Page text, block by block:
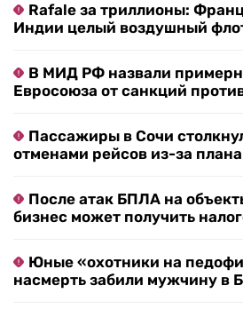
Rafale за триллионы:
Индии целый воздушный
В МИД РФ назвали
Евросоюза от санкций
Пассажиры в Сочи
отменами рейсов из-за
После атак БПЛА на
бизнес может получить
Юные «охотники на
насмерть забили мужчину в